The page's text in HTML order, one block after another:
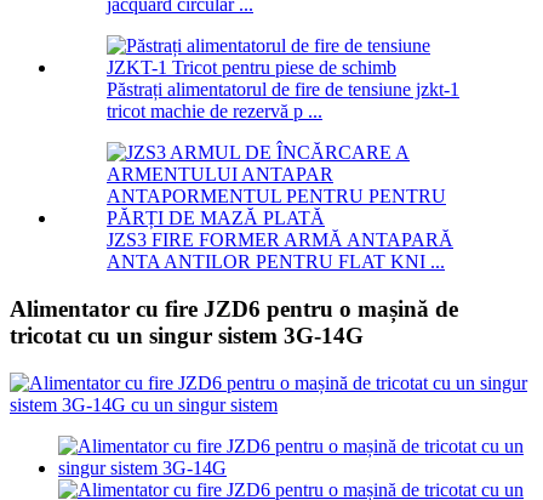
jacquard circular ...
Păstrați alimentatorul de fire de tensiune jzkt-1
tricot machie de rezervă p ...
JZS3 FIRE FORMER ARMĂ ANTAPARĂ
ANTA ANTILOR PENTRU FLAT KNI ...
Alimentator cu fire JZD6 pentru o mașină de
tricotat cu un singur sistem 3G-14G